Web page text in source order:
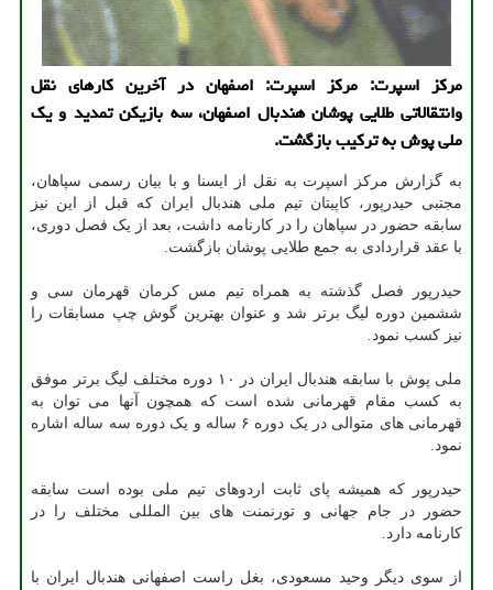
مرکز اسپرت: مرکز اسپرت: اصفهان در آخرین کارهای نقل
وانتقالاتی طلایی پوشان هندبال اصفهان، سه بازیکن تمدید و یک
ملی پوش به ترکیب بازگشت.
به گزارش مرکز اسپرت به نقل از ایسنا و با بیان رسمی سپاهان،
مجتبی حیدرپور، کاپیتان تیم ملی هندبال ایران که قبل از این نیز
سابقه حضور در سپاهان را در کارنامه داشت، بعد از یک فصل دوری،
با عقد قراردادی به جمع طلایی پوشان بازگشت.
حیدرپور فصل گذشته به همراه تیم مس کرمان قهرمان سی و
ششمین دوره لیگ برتر شد و عنوان بهترین گوش چپ مسابقات را
نیز کسب نمود.
ملی پوش با سابقه هندبال ایران در ۱۰ دوره مختلف لیگ برتر موفق
به کسب مقام قهرمانی شده است که همچون آنها می توان به
قهرمانی های متوالی در یک دوره ۶ ساله و یک دوره سه ساله اشاره
نمود.
حیدرپور که همیشه پای ثابت اردوهای تیم ملی بوده است سابقه
حضور در جام جهانی و تورنمنت های بین المللی مختلف را در
کارنامه دارد.
از سوی دیگر وحید مسعودی، بغل راست اصفهانی هندبال ایران با